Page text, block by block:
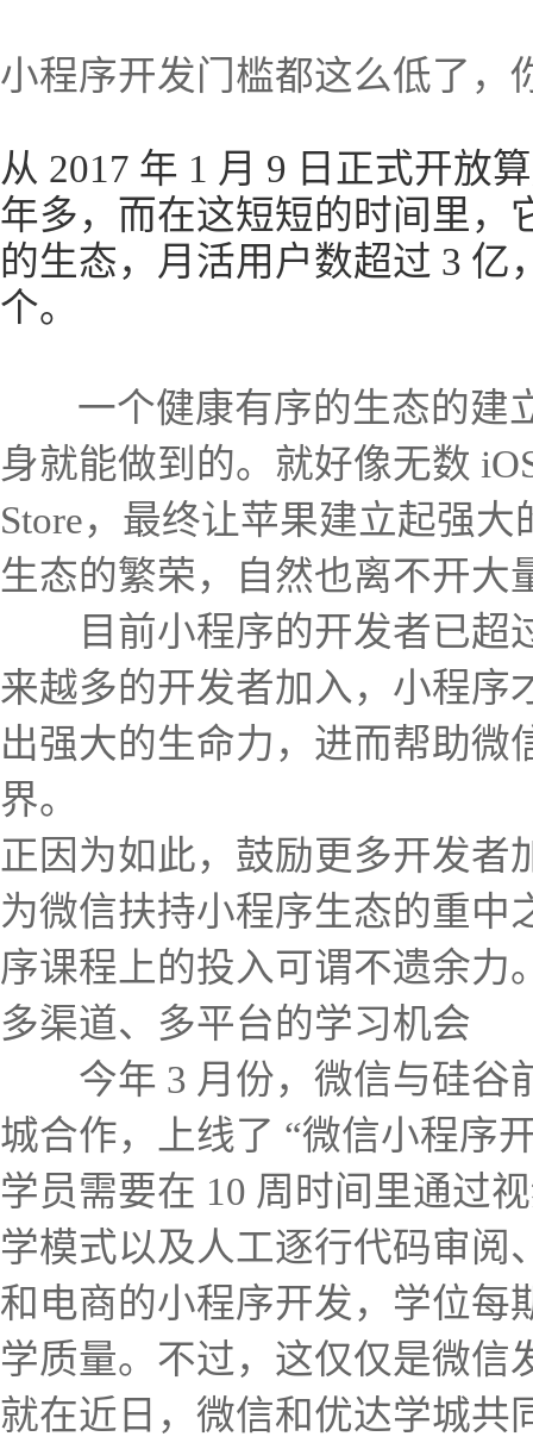
小程序开发门槛都这么低了，
从 2017 年 1 月 9 日正式开放
年多，而在这短短的时间里，
的生态，月活用户数超过 3 亿
个。
一个健康有序的生态的建
身就能做到的。就好像无数
Store，最终让苹果建立起强
生态的繁荣，自然也离不开大
目前小程序的开发者已超
来越多的开发者加入，小程序
出强大的生命力，进而帮助微
界。
正因为如此，鼓励更多开发者
为微信扶持小程序生态的重中
序课程上的投入可谓不遗余力
多渠道、多平台的学习机会
今年 3 月份，微信与硅谷
城合作，上线了 “微信小程序
学员需要在 10 周时间里通过
学模式以及人工逐行代码审阅
和电商的小程序开发，学位每
学质量。不过，这仅仅是微信
就在近日，微信和优达学城共